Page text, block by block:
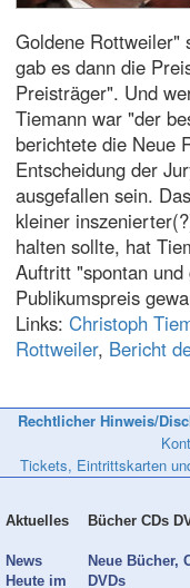
Goldene Rottweiler"
gab es dann die
Preisträger". Und
Tiemann war "der
berichtete die Neue
Entscheidung der
ausgefallen sein.
kleiner
halten sollte, hat
Auftritt "spontan
Publikumspreis
Links: Christoph
Rottweiler, Bericht
Rechtlicher Hinweis/
Tickets, Eintrittskarten
Aktuelles
News
Heute im
Bücher CDs
Neue Bücher,
DVDs